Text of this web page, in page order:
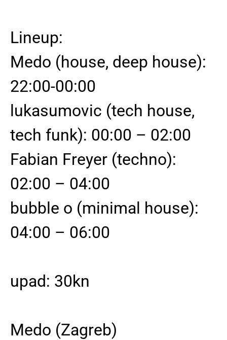
Lineup:
Medo (house, deep house):
22:00-00:00
lukasumovic (tech house,
tech funk): 00:00 – 02:00
Fabian Freyer (techno):
02:00 – 04:00
bubble o (minimal house):
04:00 – 06:00
upad: 30kn
Medo (Zagreb)